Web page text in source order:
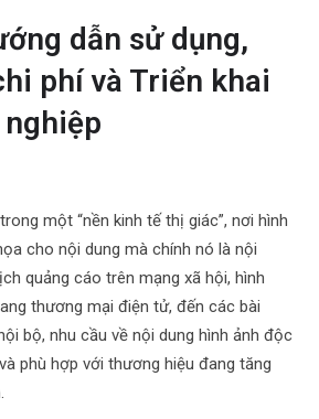
dẫn sử dụng,
phí và Triển khai
một “nền kinh tế thị giác”, nơi hình
cho nội dung mà chính nó là nội
quảng cáo trên mạng xã hội, hình
thương mại điện tử, đến các bài
bộ, nhu cầu về nội dung hình ảnh độc
phù hợp với thương hiệu đang tăng